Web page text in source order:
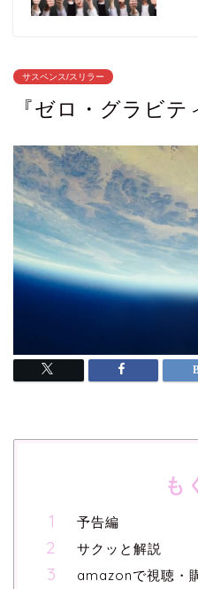
サスペンス/スリラー
『ゼロ・グラビ
も
予告編
サクッと解説
amazonで視聴・